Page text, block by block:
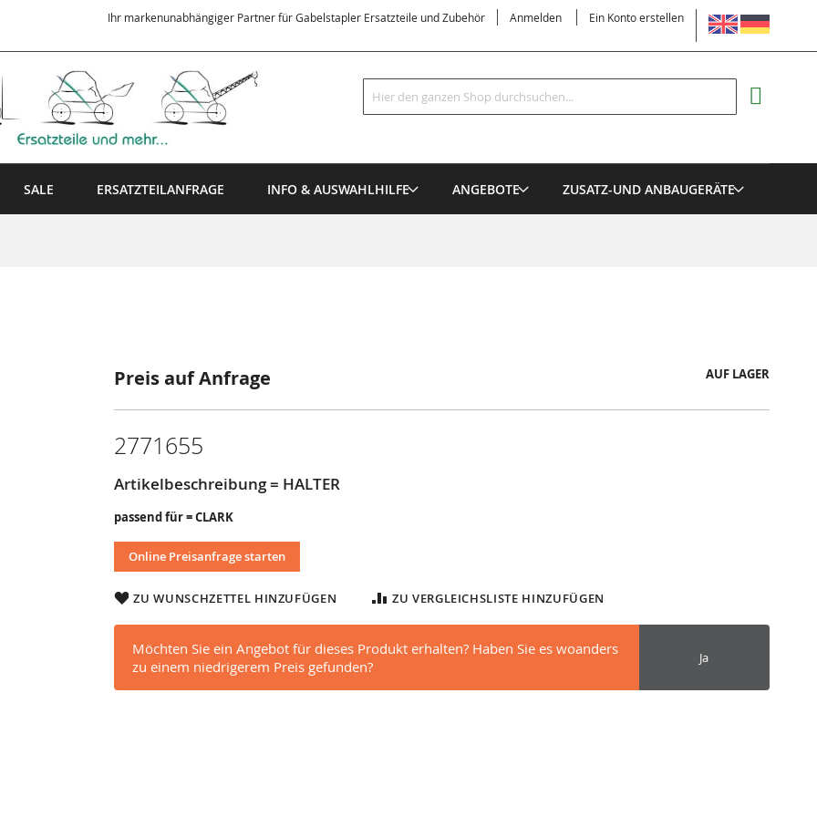
SPRACHE
Ihr markenunabhängiger Partner für Gabelstapler Ersatzteile und Zubehör Anmelden Ein Konto erstellen
Suche
Suche
SALE ERSATZTEILANFRAGE INFO & AUSWAHLHILFE ANGEBOTE ZUSATZ-UND ANBAUGERÄTE
Preis auf Anfrage AUF LAGER
2771655
Artikelbeschreibung = HALTER
passend für = CLARK
Online Preisanfrage starten
ZU WUNSCHZETTEL HINZUFÜGEN ZU VERGLEICHSLISTE HINZUFÜGEN
Möchten Sie ein Angebot für dieses Produkt erhalten? Haben Sie es woanders
zu einem niedrigerem Preis gefunden?
Ja